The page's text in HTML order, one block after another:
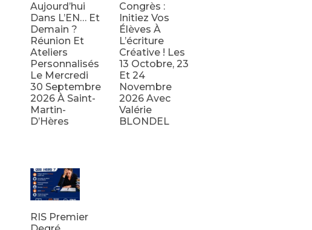
Aujourd’hui
Dans L’EN… Et
Demain ?
Réunion Et
Ateliers
Personnalisés
Le Mercredi
30 Septembre
2026 À Saint-
Martin-
D’Hères
Congrès :
Initiez Vos
Élèves À
L’écriture
Créative ! Les
13 Octobre, 23
Et 24
Novembre
2026 Avec
Valérie
BLONDEL
RIS Premier